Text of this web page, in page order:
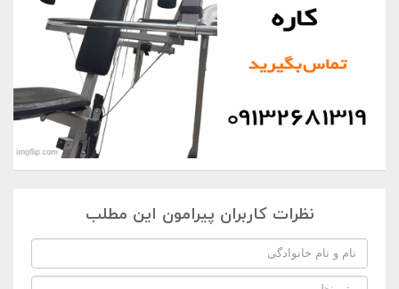
نظرات کاربران پیرامون این مطلب